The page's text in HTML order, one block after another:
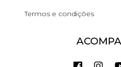
Termos e condições